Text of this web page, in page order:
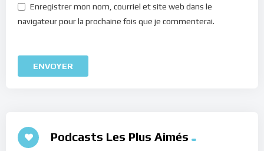
Enregistrer mon nom, courriel et site web dans le
navigateur pour la prochaine fois que je commenterai.
Podcasts Les Plus Aimés